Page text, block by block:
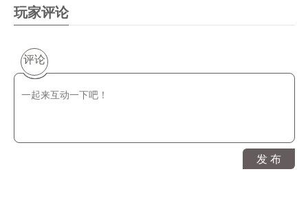
友们投入回合制战斗中，并尽其所能地使用他们的技能来
战胜敌人。失败的话一切便会结束，玩家将失去所有角色
进度并开始新游戏。玩家必须做出明智的选择，以找到一
种平衡，并尽量避免失败。作为最后的手段，玩家可以召
唤恶魔的特殊力量，甚至可以在游戏界面进行作弊，并全
玩法内容
玩家评论
评论
发 布